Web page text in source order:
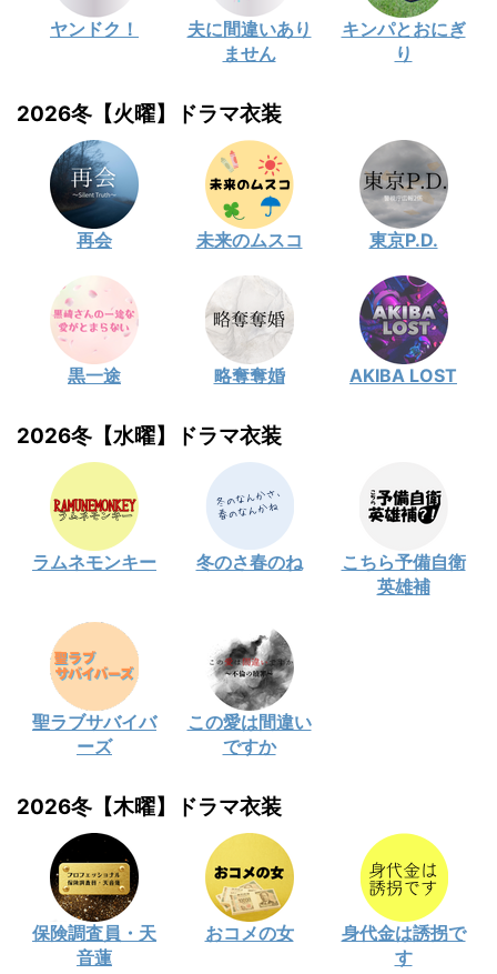
ヤンドク！
夫に間違いあり
ません
キンパとおにぎ
り
2026冬【火曜】ドラマ衣装
再会 未来のムスコ 東京P.D.
黒一途 略奪奪婚 AKIBA LOST
2026冬【水曜】ドラマ衣装
ラムネモンキー 冬のさ春のね
こちら予備自衛
英雄補
聖ラブサバイバ
ーズ
この愛は間違い
ですか
2026冬【木曜】ドラマ衣装
保険調査員・天
音蓮
おコメの女
身代金は誘拐で
す